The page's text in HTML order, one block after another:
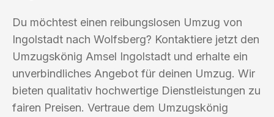
Du möchtest einen reibungslosen Umzug von
Ingolstadt nach Wolfsberg? Kontaktiere jetzt den
Umzugskönig Amsel Ingolstadt und erhalte ein
unverbindliches Angebot für deinen Umzug. Wir
bieten qualitativ hochwertige Dienstleistungen zu
fairen Preisen. Vertraue dem Umzugskönig